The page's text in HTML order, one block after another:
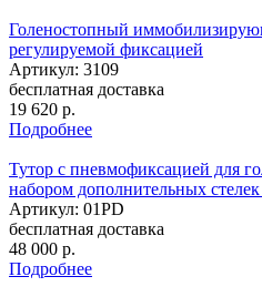
Голеностопный
регулируемой фиксацией
Артикул: 3109
бесплатная доставка
19 620 р.
Подробнее
Тутор с пневмофиксацией для
набором дополнительных
Артикул: 01PD
бесплатная доставка
48 000 р.
Подробнее